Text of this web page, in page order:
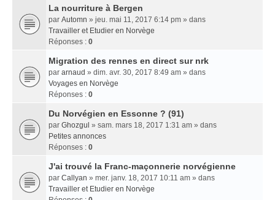
La nourriture à Bergen
par Automn » jeu. mai 11, 2017 6:14 pm » dans
Travailler et Etudier en Norvège
Réponses : 0
Migration des rennes en direct sur nrk
par arnaud » dim. avr. 30, 2017 8:49 am » dans
Voyages en Norvège
Réponses : 0
Du Norvégien en Essonne ? (91)
par Ghozgul » sam. mars 18, 2017 1:31 am » dans
Petites annonces
Réponses : 0
J'ai trouvé la Franc-maçonnerie norvégienne
par Callyan » mer. janv. 18, 2017 10:11 am » dans
Travailler et Etudier en Norvège